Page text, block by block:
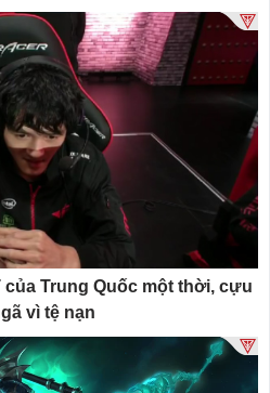
Trung Quốc một thời, cựu
vì tệ nạn